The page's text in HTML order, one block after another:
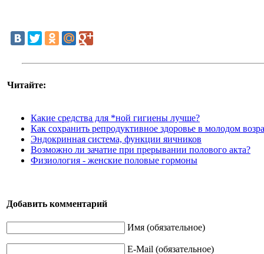
Читайте:
Какие средства для *ной гигиены лучше?
Как сохранить репродуктивное здоровье в молодом
Эндокринная система, функции яичников
Возможно ли зачатие при прерывании полового акта?
Физиология - женские половые гормоны
Добавить комментарий
Имя (обязательное)
E-Mail (обязательное)